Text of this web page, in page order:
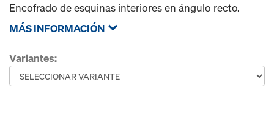
Encofrado de esquinas interiores en ángulo recto.
MÁS INFORMACIÓN
Variantes: